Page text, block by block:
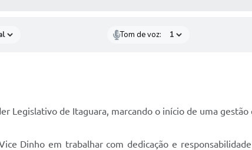
Tom de voz:
Legislativo de Itaguara, marcando o início de uma
Dinho em trabalhar com dedicação e